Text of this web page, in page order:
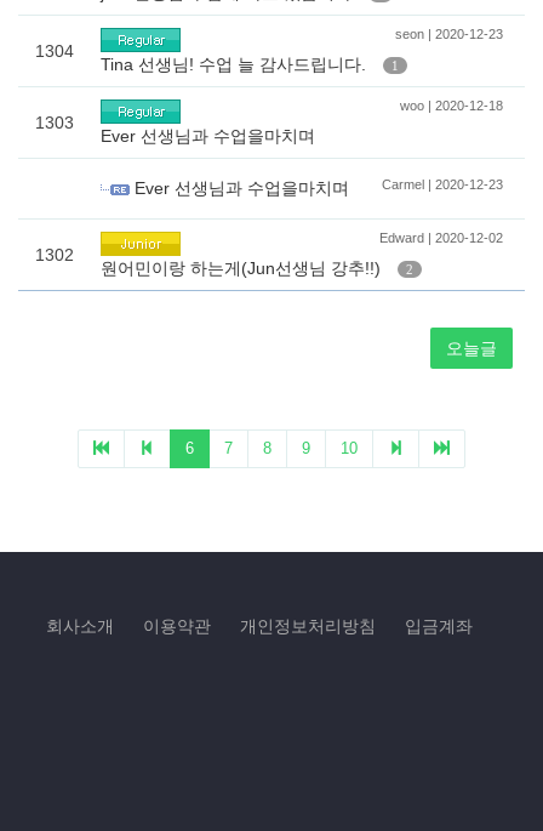
회사소개 이용약관 개인정보처리방침 입금계좌